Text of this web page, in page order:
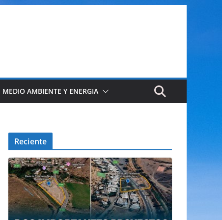
AMBIENTE Y ENERGIA
Reciente